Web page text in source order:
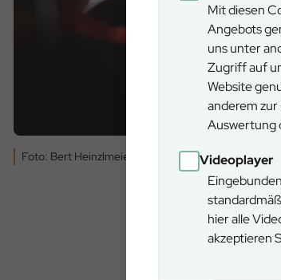
Mit diesen
Angebots
uns unter
Zugriff auf
Website
anderem
Auswertung
Videoplayer
hier alle
akzeptieren
Foto: Bert Heinzlmeier